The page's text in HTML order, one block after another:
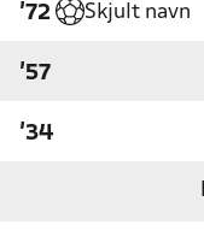
'72 Skjult navn
'57
'34